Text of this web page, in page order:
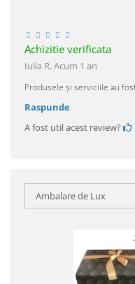
Achizitie verificata
Iulia R,Acum 1 an
Produsele și serviciile au
Raspunde
A fost util acest review?
Ambalare de Lux